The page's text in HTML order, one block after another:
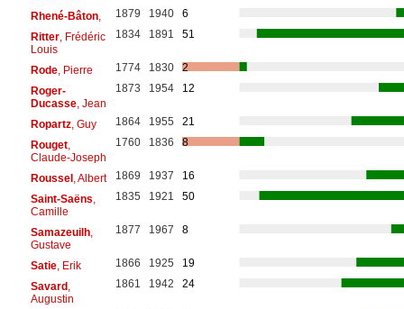
Rhené-Bâton, 1879 1940
6
Ritter, Frédéric
Louis
1834 1891 51
Rode, Pierre 1774 1830
2
Roger-
Ducasse, Jean
1873 1954 12
Ropartz, Guy 1864 1955
21
Rouget,
Claude-Joseph
1760 1836 8
Roussel, Albert 1869 1937
16
Saint-Saëns
Camille
1835 1921 50
Samazeuilh,
Gustave
1877 1967 8
Satie, Erik 1866 1925
19
Savard,
Augustin
1861 1942 24